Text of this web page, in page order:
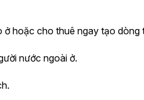
ở hoặc cho thuê ngay tạo dòng
nước ngoài ở.